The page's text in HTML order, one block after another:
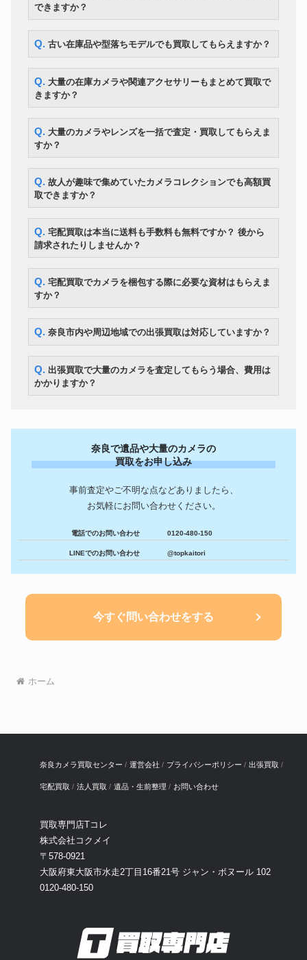
できますか？
Q. 古い在庫品や型落ちモデルでも買取してもらえますか？
Q. 大量の在庫カメラや関連アクセサリーもまとめて買取で
きますか？
Q. 大量のカメラやレンズを一括で査定・買取してもらえま
すか？
Q. 故人が趣味で集めていたカメラコレクションでも高額買
取できますか？
Q. 宅配買取は本当に送料も手数料も無料ですか？ 後から
請求されたりしませんか？
Q. 宅配買取でカメラを梱包する際に必要な資材はもらえま
すか？
Q. 奈良市内や周辺地域での出張買取は対応していますか？
Q. 出張買取で大量のカメラを査定してもらう場合、費用は
かかりますか？
奈良で遺品や大量のカメラの
買取をお申し込み
事前査定やご不明な点などありましたら、
お気軽にお問い合わせください。
電話でのお問い合わせ 0120-480-150
LINEでのお問い合わせ @topkaitori
今すぐ問い合わせをする
ホーム
奈良カメラ買取センター 運営会社 プライバシーポリシー 出張買取
宅配買取 法人買取 遺品・生前整理 お問い合わせ
買取専門店Tコレ
株式会社コクメイ
〒578-0921
大阪府東大阪市水走2丁目16番21号 ジャン・ボヌール 102
0120-480-150